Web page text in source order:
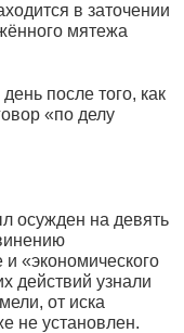
в заточении
мятежа
после того, как
«по делу
осужден на девять
«экономического
действий узнали
от иска
не установлен.